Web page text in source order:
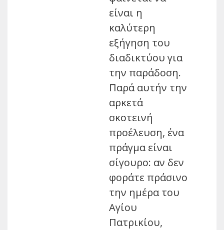
είναι η
καλύτερη
εξήγηση του
διαδικτύου για
την παράδοση.
Παρά αυτήν την
αρκετά
σκοτεινή
προέλευση, ένα
πράγμα είναι
σίγουρο: αν δεν
φοράτε πράσινο
την ημέρα του
Αγίου
Πατρικίου,